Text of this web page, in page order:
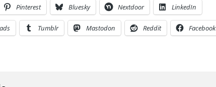
Pinterest Bluesky Nextdoor LinkedIn
Tumblr Mastodon Reddit Facebook